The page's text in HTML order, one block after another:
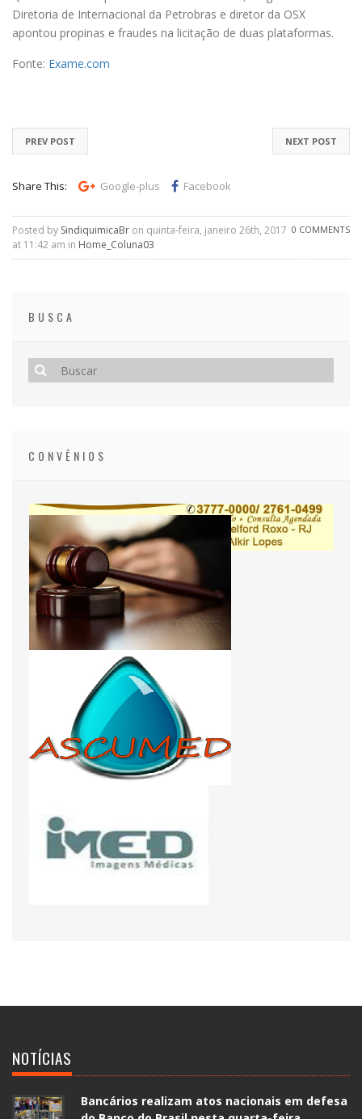
Diretoria de Internacional da Petrobras e diretor da OSX
apontou propinas e fraudes na licitação de duas plataformas.
Fonte: Exame.com
NEXT POST
PREV POST
Share This: Google-plus Facebook
0 COMMENTS
Posted by SindiquimicaBr on quinta-feira, janeiro 26th, 2017
at 11:42 am in Home_Coluna03
BUSCA
CONVÊNIOS
NOTÍCIAS
Bancários realizam atos nacionais em defesa